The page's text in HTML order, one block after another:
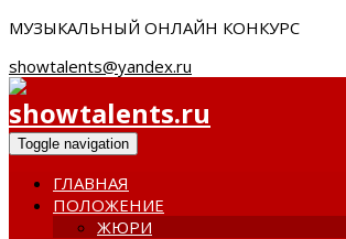
МУЗЫКАЛЬНЫЙ ОНЛАЙН КОНКУРС
showtalents@yandex.ru
Toggle navigation
ГЛАВНАЯ
ПОЛОЖЕНИЕ
ЖЮРИ